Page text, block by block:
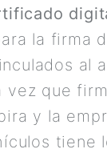
la firma
al
vez que
y la
tiene